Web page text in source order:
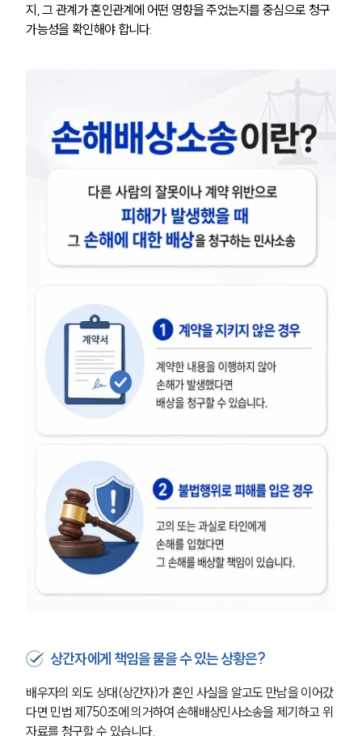
지, 그 관계가 혼인관계에 어떤 영향을 주었는지를 중심으로 청구
가능성을 확인해야 합니다.
상간자에게 책임을 물을 수 있는 상황은?
배우자의 외도 상대(상간자)가 혼인 사실을 알고도 만남을 이어갔
다면 민법 제750조에 의거하여 손해배상민사소송을 제기하고 위
자료를 청구할 수 있습니다.